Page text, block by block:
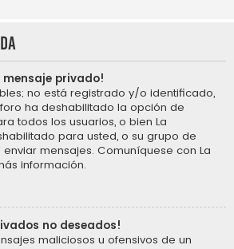
mensaje privado!
no está registrado y/o identificado,
ha deshabilitado la opción de
todos los usuarios, o bien La
para usted, o su grupo de
mensajes. Comuníquese con La
información.
no deseados!
maliciosos u ofensivos de un